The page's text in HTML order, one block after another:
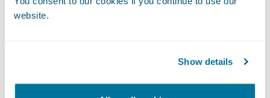
website.
Show details
changer d’assureur ; 1/3 des assurés
d’assureur. Cette séquence est également
cruciale pour l’assureur car elle représente